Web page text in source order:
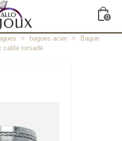
0
> bagues acier >
Bague
cable torsadé